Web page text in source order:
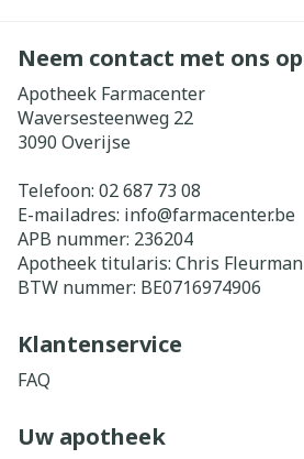
Neem contact met ons op
Apotheek Farmacenter
Waversesteenweg 22
3090 Overijse
Telefoon: 02 687 73 08
E-mailadres: info@farmacenter.be
APB nummer: 236204
Apotheek titularis: Chris Fleurman
BTW nummer: BE0716974906
Klantenservice
FAQ
Uw apotheek